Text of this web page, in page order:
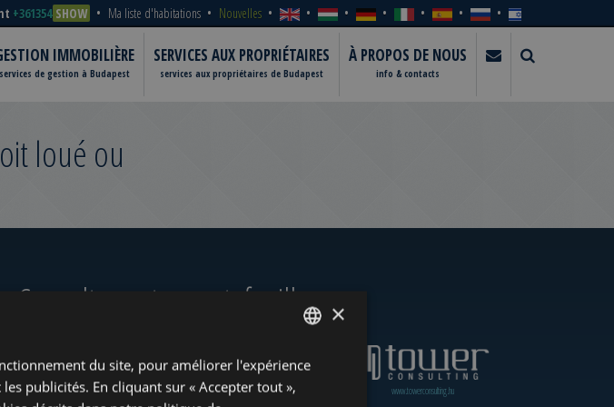
+361354 SHOW Ma liste d'habitations Nouvelles
IMMOBILIÈRE
services de gestion à Budapest
SERVICES AUX PROPRIÉTAIRES
services aux propriétaires de Budapest
À PROPOS DE NOUS
info & contacts
loué ou
Consultez notre portefeuille
www.tower-investments.com www.towerassistance.com www.towerconsulting.hu
ENGLISH
HUNGARIAN
×
du site, pour améliorer l'expérience
publicités. En cliquant sur « Accepter tout »,